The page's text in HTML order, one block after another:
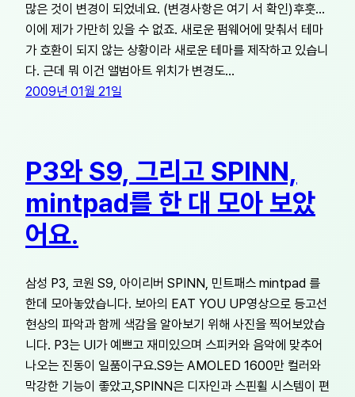
많은 것이 변경이 되었네요. (변경사항은 여기 서 확인)후훗…
이에 제가 가만히 있을 수 없죠. 새로운 펌웨어에 맞춰서 테마
가 호환이 되지 않는 상황이라 새로운 테마를 제작하고 있습니
다. 근데 뭐 이건 앨범아트 위치가 변경도…
2009년 01월 21일
P3와 S9, 그리고 SPINN,
mintpad를 한 대 모아 보았
어요.
삼성 P3, 코원 S9, 아이리버 SPINN, 민트패스 mintpad 를
한데 모아놓았습니다. 보아의 EAT YOU UP영상으로 등고선
현상의 파악과 함께 색감을 알아보기 위해 사진을 찍어보았습
니다. P3는 UI가 예쁘고 재미있으며 스피커와 음악에 맞추어
나오는 진동이 일품이구요.S9는 AMOLED 1600만 컬러와
막강한 기능이 좋았고,SPINN은 디자인과 스핀휠 시스템이 편